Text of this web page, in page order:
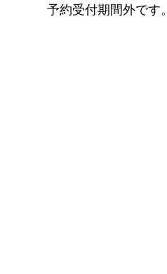
予約受付期間外です。